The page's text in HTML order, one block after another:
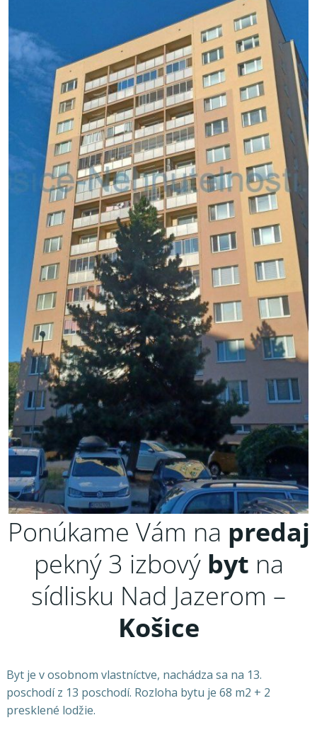
Ponúkame Vám na predaj
pekný 3 izbový byt na
sídlisku Nad Jazerom –
Košice
Byt je v osobnom vlastníctve, nachádza sa na 13.
poschodí z 13 poschodí. Rozloha bytu je 68 m2 + 2
presklené lodžie.